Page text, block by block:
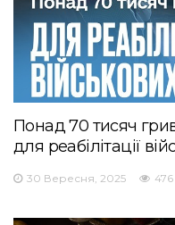
Понад 70 тисяч
для реабілітації
30 Вересня, 2025 476